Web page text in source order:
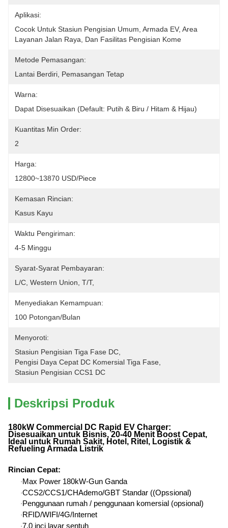
Aplikasi:
Cocok Untuk Stasiun Pengisian Umum, Armada EV, Area
Layanan Jalan Raya, Dan Fasilitas Pengisian Kome
Metode Pemasangan:
Lantai Berdiri, Pemasangan Tetap
Warna:
Dapat Disesuaikan (default: Putih & Biru / Hitam & Hijau)
Kuantitas Min Order:
2
Harga:
12800~13870 USD/Piece
Kemasan Rincian:
Kasus Kayu
Waktu Pengiriman:
4-5 Minggu
Syarat-Syarat Pembayaran:
L/C, Western Union, T/T,
Menyediakan Kemampuan:
100 Potongan/Bulan
Menyoroti:
Stasiun Pengisian Tiga Fase DC
Pengisi Daya Cepat DC Komersial Tiga Fase
Stasiun Pengisian CCS1 DC
Deskripsi Produk
180kW Commercial DC Rapid EV Charger:
Disesuaikan untuk Bisnis, 20-40 Menit Boost Cepat,
Ideal untuk Rumah Sakit, Hotel, Ritel, Logistik &
Refueling Armada Listrik
Rincian Cepat:
· Max Power 180kW-Gun Ganda
·CCS2/CCS1/CHAdemo/GBT Standar ((Opssional)
· Penggunaan rumah / penggunaan komersial (opsional)
· RFID/WIFI/4G/Internet
·7.0 inci layar sentuh